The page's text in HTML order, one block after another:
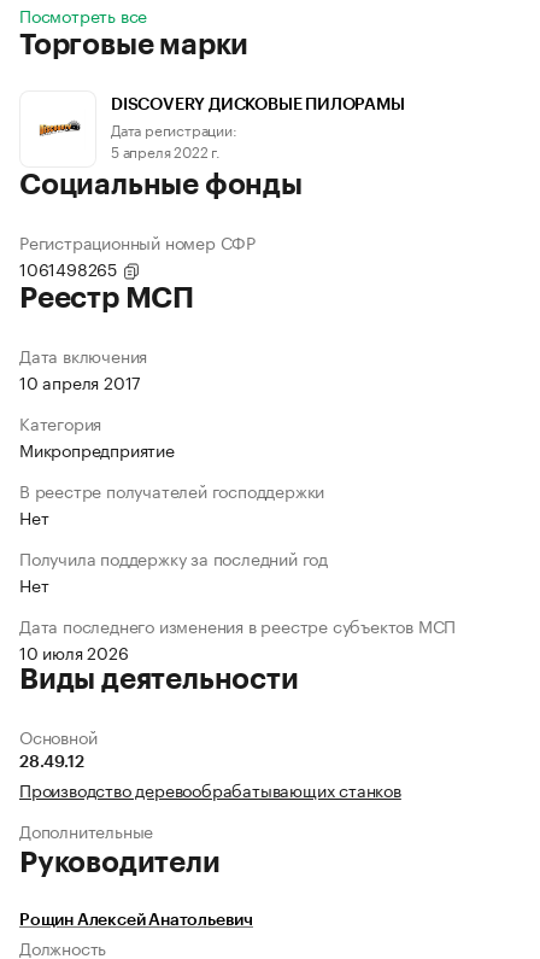
Посмотреть все
Торговые марки
DISCOVERY ДИСКОВЫЕ ПИЛОРАМЫ
Дата регистрации:
5 апреля 2022 г.
Социальные фонды
Регистрационный номер СФР
1061498265
Реестр МСП
Дата включения
10 апреля 2017
Категория
Микропредприятие
В реестре получателей господдержки
Нет
Получила поддержку за последний год
Нет
Дата последнего изменения в реестре субъектов МСП
10 июля 2026
Виды деятельности
Основной
28.49.12
Производство деревообрабатывающих станков
Дополнительные
Руководители
Рощин Алексей Анатольевич
Должность